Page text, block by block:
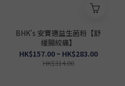
BHK's 安寶適益生菌粉【舒
緩腸絞痛】
HK$157.00 ~ HK$283.00
HK$314.00